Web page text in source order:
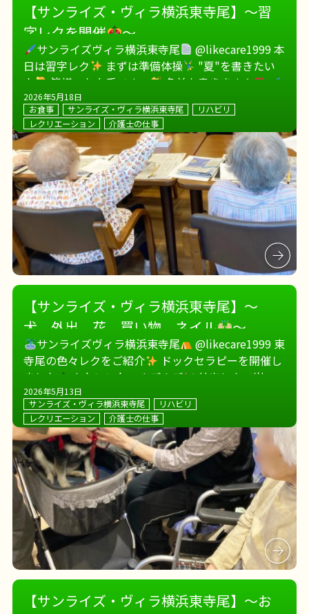
【サンライズ・ヴィラ横浜東寺尾】～習
字レクを開催
～
サンライズヴィラ横浜東寺尾
@likecare1999 本
日は習字レク
まずは準備体操
"夏"を書きたい
人
皆様、お上手です〜
名前も書きますよ
サンライズヴィラ横浜東寺尾
2026年5月18日
お食事 サンライズ・ヴィラ横浜東寺尾
リハビリ
レクリエーション
介護士の仕事
【サンライズ・ヴィラ横浜東寺尾】～
犬、外出、花、買い物、ネイル
～
サンライズヴィラ横浜東寺尾
@likecare1999 東
寺尾の色々レクをご紹介
ドックセラピーを開催し
ました
かわいいね〜ナデナデ
外出レクで岸根
公園へ
外気浴しながらお茶しました
イズヴィ […]
2026年5月13日
サンライズ・ヴィラ横浜東寺尾
リハビリ
レクリエーション
介護士の仕事
【サンライズ・ヴィラ横浜東寺尾】～お